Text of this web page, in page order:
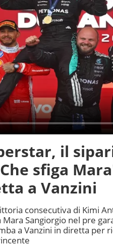
il
sfiga
a Vanzini
consecutiva di Kimi
Sangiorgio nel pre
a Vanzini in diretta per